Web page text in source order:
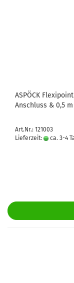
ASPÖCK
Anschluss & 0,5
Art.Nr.: 121003
Lieferzeit:
ca. 3-4